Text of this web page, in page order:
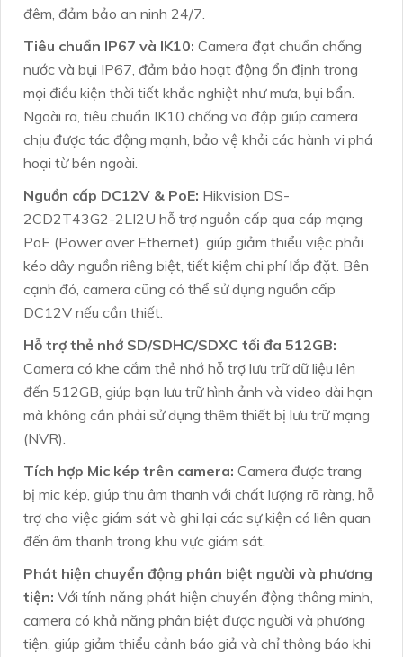
đêm, đảm bảo an ninh 24/7.
Tiêu chuẩn IP67 và IK10: Camera đạt chuẩn chống
nước và bụi IP67, đảm bảo hoạt động ổn định trong
mọi điều kiện thời tiết khắc nghiệt như mưa, bụi bẩn.
Ngoài ra, tiêu chuẩn IK10 chống va đập giúp camera
chịu được tác động mạnh, bảo vệ khỏi các hành vi phá
hoại từ bên ngoài.
Nguồn cấp DC12V & PoE: Hikvision DS-
2CD2T43G2-2LI2U hỗ trợ nguồn cấp qua cáp mạng
PoE (Power over Ethernet), giúp giảm thiểu việc phải
kéo dây nguồn riêng biệt, tiết kiệm chi phí lắp đặt. Bên
cạnh đó, camera cũng có thể sử dụng nguồn cấp
DC12V nếu cần thiết.
Hỗ trợ thẻ nhớ SD/SDHC/SDXC tối đa 512GB:
Camera có khe cắm thẻ nhớ hỗ trợ lưu trữ dữ liệu lên
đến 512GB, giúp bạn lưu trữ hình ảnh và video dài hạn
mà không cần phải sử dụng thêm thiết bị lưu trữ mạng
(NVR).
Tích hợp Mic kép trên camera: Camera được trang
bị mic kép, giúp thu âm thanh với chất lượng rõ ràng, hỗ
trợ cho việc giám sát và ghi lại các sự kiện có liên quan
đến âm thanh trong khu vực giám sát.
Phát hiện chuyển động phân biệt người và phương
tiện: Với tính năng phát hiện chuyển động thông minh,
camera có khả năng phân biệt được người và phương
tiện, giúp giảm thiểu cảnh báo giả và chỉ thông báo khi